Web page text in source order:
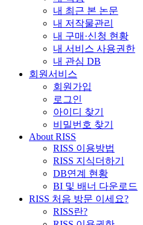
내 최근 본 논문
내 저작물관리
내 구매·신청 현황
내 서비스 사용권한
내 관심 DB
회원서비스
회원가입
로그인
아이디 찾기
비밀번호 찾기
About RISS
RISS 이용방법
RISS 지식더하기
DB연계 현황
BI 및 배너 다운로드
RISS 처음 방문 이세요?
RISS란?